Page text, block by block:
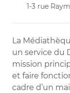
1-3 rue
La
un service du
mission
et faire
cadre d’un